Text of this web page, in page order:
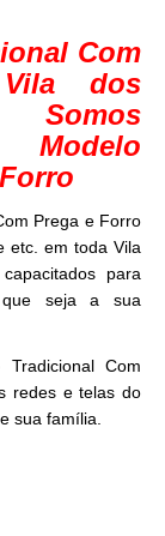
Com
dos
Prega e Forro
etc. em toda Vila
para
que seja a sua
Com
redes e telas do
sua família.